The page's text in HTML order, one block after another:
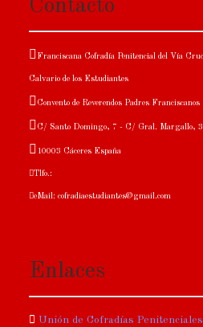
Contacto
Franciscana Cofradía Penitencial del Vía
Calvario de los Estudiantes
Convento de Reverendos Padres
C/ Santo Domingo, 7 - C/ Gral. Margallo, 3
10003 Cáceres España
Tlfo.:
eMail: cofradiaestudiantes@gmail.com
Enlaces
Unión de Cofradías Penitenciales